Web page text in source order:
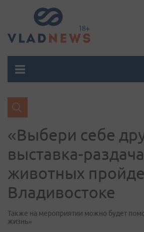
«Выбери себе
выставка-раздача
животных
Владивостоке
Также на мероприятии можно будет
жизнь»